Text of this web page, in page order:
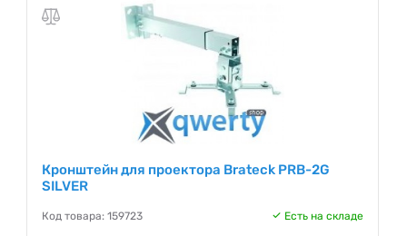
Кронштейн для проектора Brateck PRB-2G
SILVER
Код товара: 159723 Есть на складе